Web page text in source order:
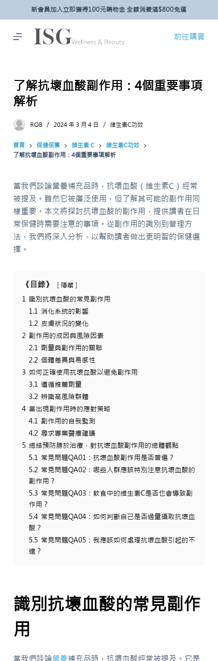
主
新會員加入立即獲得100元購物金 全館消費滿$800免運
前往購買
了解抗壞血酸副作用：4個重要事項
解析
ROB 2024 年 3 月 4 日 維生素C功效
首頁 保健保養 維生素 C
維生素C功效
了解抗壞血酸副作用：4個重要事項解析
當我們談論營養補充品時，抗壞血酸（維生素C）經常
被提及。雖然它被廣泛使用，但了解其可能的副作用同
樣重要。本文將探討抗壞血酸的副作用，提供讀者在日
常保健時需要注意的事項。從副作用的識別到管理方
法，我們將深入分析，以幫助讀者做出更明智的保健選
擇。
《目錄》 隱藏
1 識別抗壞血酸的常見副作用
1.1 消化系統的影響
1.2 皮膚狀況的變化
2 副作用的成因與風險因素
2.1 劑量與副作用的關聯
2.2 個體差異與易感性
3 如何正確使用抗壞血酸以避免副作用
3.1 遵循推薦劑量
3.2 辨識高風險群體
4 當出現副作用時的應對策略
4.1 副作用的自我監測
4.2 尋求專業醫療建議
5 總結預防勝於治療，對抗壞血酸副作用的總體觀點
5.1 常見問題QA01：抗壞血酸副作用是否普遍？
5.2 常見問題QA02：哪些人群應該特別注意抗壞血酸的
副作用？
5.3 常見問題QA03：飲食中的維生素C是否也會導致副
作用？
5.4 常見問題QA04：如何判斷自己是否過量攝取抗壞血
酸？
5.5 常見問題QA05：我應該如何處理抗壞血酸引起的不
適？
識別抗壞血酸的常見副作
用
當我們談論營養補充品時，抗壞血酸經常被提及。它是